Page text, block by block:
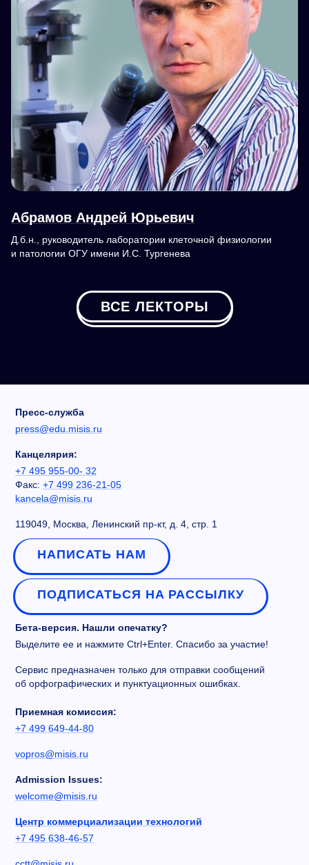
Абрамов Андрей Юрьевич
Д.б.н., руководитель лаборатории клеточной физиологии
и патологии ОГУ имени И.С. Тургенева
ВСЕ ЛЕКТОРЫ
Пресс-служба
press@edu.misis.ru
Канцелярия:
+7 495 955-00- 32
Факс: +7 499 236-21-05
kancela@misis.ru
119049, Москва, Ленинский пр-кт, д. 4, стр. 1
НАПИСАТЬ НАМ
ПОДПИСАТЬСЯ НА РАССЫЛКУ
Бета-версия. Нашли опечатку?
Выделите ее и нажмите Ctrl+Enter. Спасибо за участие!
Сервис предназначен только для отправки сообщений
об орфографических и пунктуационных ошибках.
Приемная комиссия:
+7 499 649-44-80
vopros@misis.ru
Admission Issues:
welcome@misis.ru
Центр коммерциализации технологий
+7 495 638-46-57